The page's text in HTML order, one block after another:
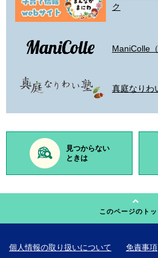
ク
ManiColle
真庭なりわ
見つからない
ときは
このページのト
個人情報の取り扱いについて 免責事項